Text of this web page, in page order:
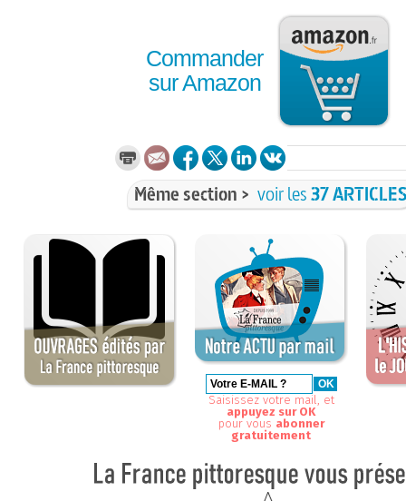
Commander
sur Amazon
Même section > voir les37
Saisissez votre mail, et
appuyez sur OK
pour vous abonner
gratuitement